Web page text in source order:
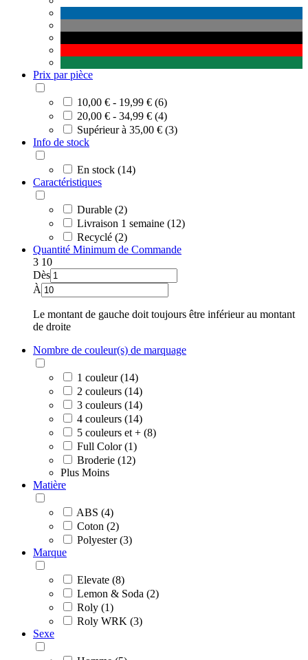
Prix par pièce
10,00 € - 19,99 € (6)
20,00 € - 34,99 € (4)
Supérieur à 35,00 € (3)
Info de stock
En stock (14)
Caractéristiques
Durable (2)
Livraison 1 semaine (12)
Recyclé (2)
Quantité Minimum de Commande
3 10
Dès
À
Le montant de gauche doit toujours être inférieur au montant
de droite
Nombre de couleur(s) de marquage
1 couleur (14)
2 couleurs (14)
3 couleurs (14)
4 couleurs (14)
5 couleurs et + (8)
Full Color (1)
Broderie (12)
Plus Moins
Matière
ABS (4)
Coton (2)
Polyester (3)
Marque
Elevate (8)
Lemon & Soda (2)
Roly (1)
Roly WRK (3)
Sexe